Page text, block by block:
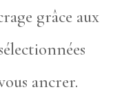
grâce aux
ancrer.